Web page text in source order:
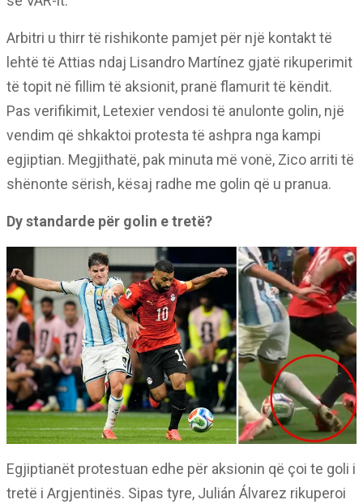
Arbitri u thirr të rishikonte pamjet për një kontakt të
lehtë të Attias ndaj Lisandro Martínez gjatë rikuperimit
të topit në fillim të aksionit, pranë flamurit të këndit.
Pas verifikimit, Letexier vendosi të anulonte golin, një
vendim që shkaktoi protesta të ashpra nga kampi
egjiptian. Megjithatë, pak minuta më vonë, Zico arriti të
shënonte sërish, kësaj radhe me golin që u pranua.
Dy standarde për golin e tretë?
Egjiptianët protestuan edhe për aksionin që çoi te goli i
tretë i Argjentinës. Sipas tyre, Julián Álvarez rikuperoi